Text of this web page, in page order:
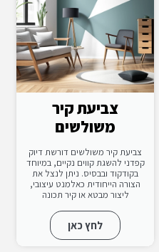
צביעת קיר
משולשים
צביעת קיר משולשים דורשת דיוק
קפדני להשגת קווים נקיים, במיוחד
בקודקוד ובבסיס. ניתן לנצל את
הצורה הייחודית כאלמנט עיצובי,
ליצור מבטא או קיר תכונה
לחץ כאן